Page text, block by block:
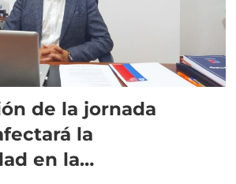
de la jornada
la
en la